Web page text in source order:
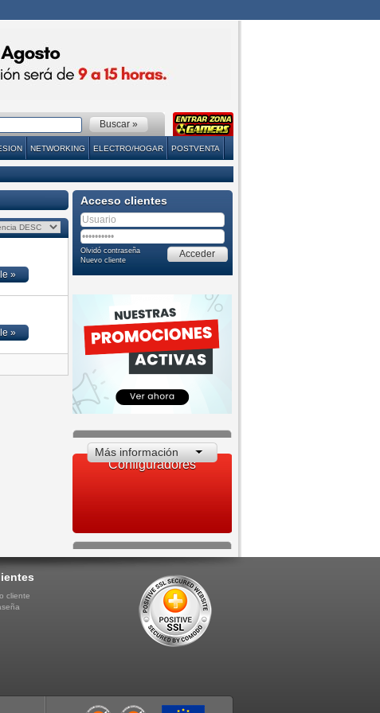
NETWORKING ELECTRO/HOGAR POSTVENTA
»
»
Acceso clientes
Olvidó contraseña
Nuevo cliente
Configuradores
Más información
cliente